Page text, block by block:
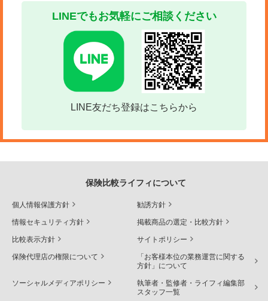
広いリスクをカバーできる点が特徴です。一方で、加入
時に保険会社へ現在の健康状態や過去の傷病歴の申告
（告知）が必要となるため、健康状態によっては希望す
る条件で契約できない場合もあります。
すでに医療保険に加入している方でも、けがのリスクが
は、傷害保険を上乗せで加入するのもひとつの選択肢で
す。反対に、保険料の負担をできるだけ軽くしたい方
は、医療保険でけがと病気をまとめてカバーする方法も
考えられます。自分の生活スタイルやリスクに合わせ
て、必要な保険を組み合わせましょう。
傷害保険を選ぶときに確認した
LINEでもお気軽にご相談ください
LINE友だち登録はこちらから
保険比較ライフィについて
個人情報保護方針 勧誘方針
情報セキュリティ方針 掲載商品の選定・比較方針
比較表示方針 サイトポリシー
保険代理店の権限について
「お客様本位の業務運営に関する
方針」について
ソーシャルメディアポリシー
執筆者・監修者・ライフィ編集部
スタッフ一覧